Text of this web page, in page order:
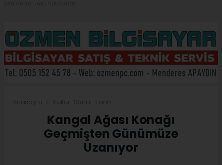
Kangal Ağası Konağı
Geçmişten Günümüze
Uzanıyor